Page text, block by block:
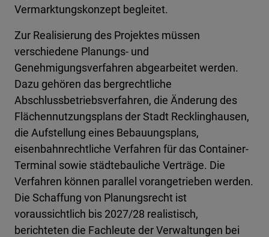
Vermarktungskonzept begleitet.
Zur Realisierung des Projektes müssen
verschiedene Planungs- und
Genehmigungsverfahren abgearbeitet werden.
Dazu gehören das bergrechtliche
Abschlussbetriebsverfahren, die Änderung des
Flächennutzungsplans der Stadt Recklinghausen,
die Aufstellung eines Bebauungsplans,
eisenbahnrechtliche Verfahren für das Container-
Terminal sowie städtebauliche Verträge. Die
Verfahren können parallel vorangetrieben werden.
Die Schaffung von Planungsrecht ist
voraussichtlich bis 2027/28 realistisch,
berichteten die Fachleute der Verwaltungen bei